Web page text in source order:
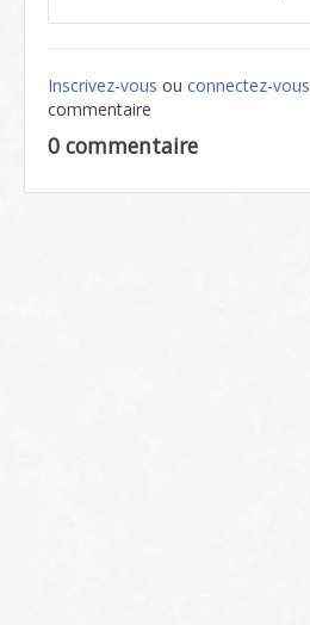
Inscrivez-vous ou connectez-vous
commentaire
0 commentaire